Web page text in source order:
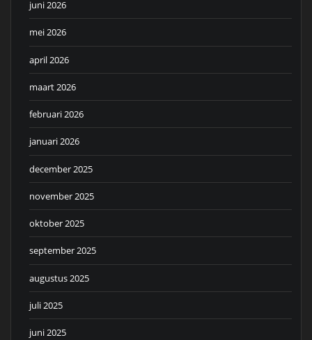
juni 2026
mei 2026
april 2026
maart 2026
februari 2026
januari 2026
december 2025
november 2025
oktober 2025
september 2025
augustus 2025
juli 2025
juni 2025